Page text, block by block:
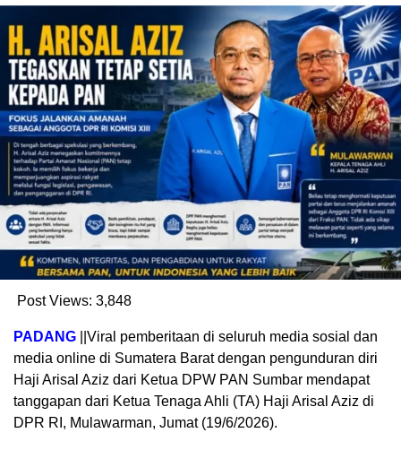
Post Views: 3,848
PADANG ||Viral pemberitaan di seluruh media sosial dan
media online di Sumatera Barat dengan pengunduran diri
Haji Arisal Aziz dari Ketua DPW PAN Sumbar mendapat
tanggapan dari Ketua Tenaga Ahli (TA) Haji Arisal Aziz di
DPR RI, Mulawarman, Jumat (19/6/2026).